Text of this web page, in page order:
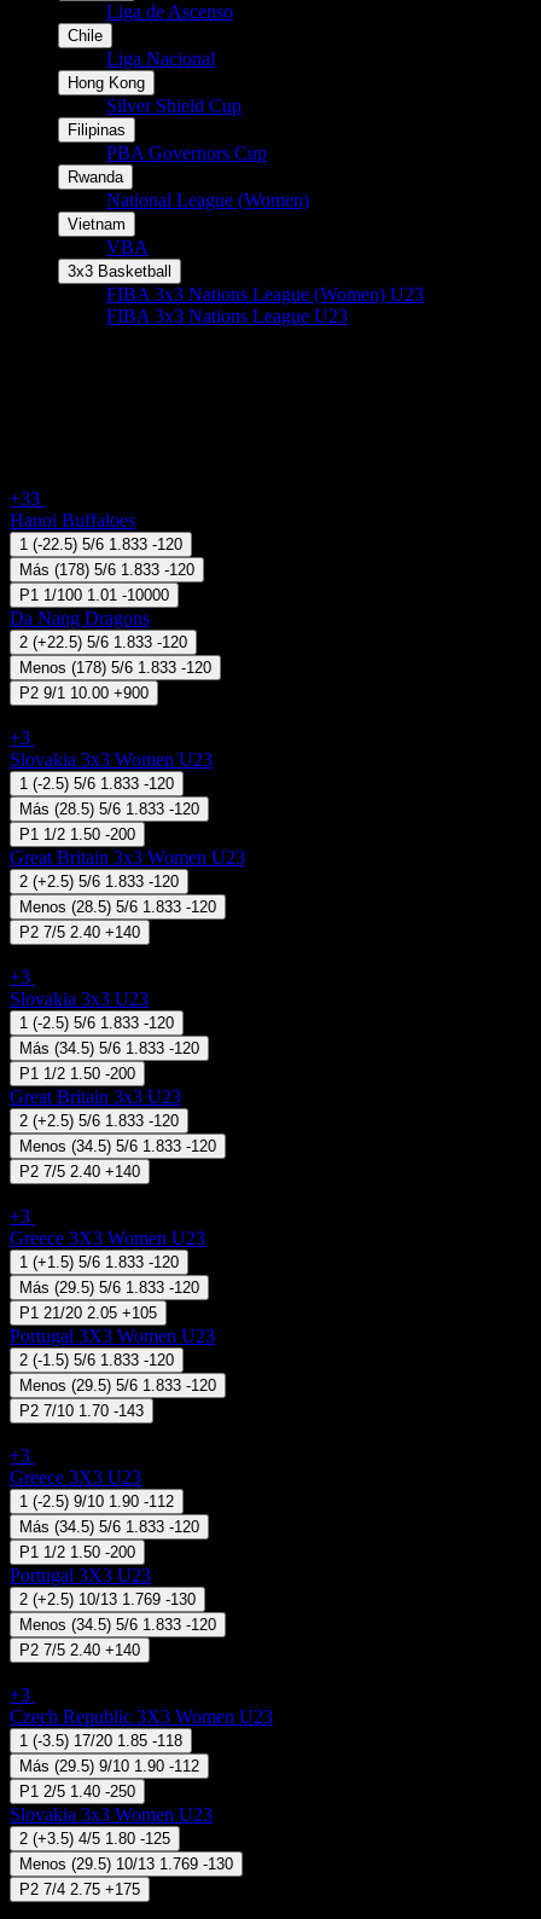
Liga de Ascenso
Chile
Liga Nacional
Hong Kong
Silver Shield Cup
Filipinas
PBA Governors Cup
Rwanda
National League (Women)
Vietnam
VBA
3x3 Basketball
FIBA 3x3 Nations League (Women) U23
FIBA 3x3 Nations League U23
+33
Hanoi Buffaloes
1 (-22.5) 5/6 1.833 -120
Más (178) 5/6 1.833 -120
P1 1/100 1.01 -10000
Da Nang Dragons
2 (+22.5) 5/6 1.833 -120
Menos (178) 5/6 1.833 -120
P2 9/1 10.00 +900
+3
Slovakia 3x3 Women U23
1 (-2.5) 5/6 1.833 -120
Más (28.5) 5/6 1.833 -120
P1 1/2 1.50 -200
Great Britain 3x3 Women U23
2 (+2.5) 5/6 1.833 -120
Menos (28.5) 5/6 1.833 -120
P2 7/5 2.40 +140
+3
Slovakia 3x3 U23
1 (-2.5) 5/6 1.833 -120
Más (34.5) 5/6 1.833 -120
P1 1/2 1.50 -200
Great Britain 3x3 U23
2 (+2.5) 5/6 1.833 -120
Menos (34.5) 5/6 1.833 -120
P2 7/5 2.40 +140
+3
Greece 3X3 Women U23
1 (+1.5) 5/6 1.833 -120
Más (29.5) 5/6 1.833 -120
P1 21/20 2.05 +105
Portugal 3X3 Women U23
2 (-1.5) 5/6 1.833 -120
Menos (29.5) 5/6 1.833 -120
P2 7/10 1.70 -143
+3
Greece 3X3 U23
1 (-2.5) 9/10 1.90 -112
Más (34.5) 5/6 1.833 -120
P1 1/2 1.50 -200
Portugal 3X3 U23
2 (+2.5) 10/13 1.769 -130
Menos (34.5) 5/6 1.833 -120
P2 7/5 2.40 +140
+3
Czech Republic 3X3 Women U23
1 (-3.5) 17/20 1.85 -118
Más (29.5) 9/10 1.90 -112
P1 2/5 1.40 -250
Slovakia 3x3 Women U23
2 (+3.5) 4/5 1.80 -125
Menos (29.5) 10/13 1.769 -130
P2 7/4 2.75 +175